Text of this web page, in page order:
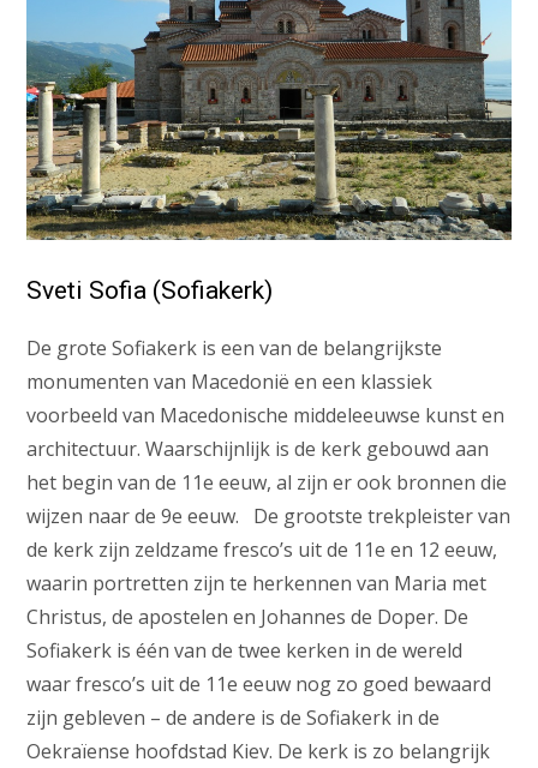
Sveti Sofia (Sofiakerk)
De grote Sofiakerk is een van de belangrijkste
monumenten van Macedonië en een klassiek
voorbeeld van Macedonische middeleeuwse kunst en
architectuur. Waarschijnlijk is de kerk gebouwd aan
het begin van de 11e eeuw, al zijn er ook bronnen die
wijzen naar de 9e eeuw. De grootste trekpleister van
de kerk zijn zeldzame fresco’s uit de 11e en 12 eeuw,
waarin portretten zijn te herkennen van Maria met
Christus, de apostelen en Johannes de Doper. De
Sofiakerk is één van de twee kerken in de wereld
waar fresco’s uit de 11e eeuw nog zo goed bewaard
zijn gebleven – de andere is de Sofiakerk in de
Oekraïense hoofdstad Kiev. De kerk is zo belangrijk